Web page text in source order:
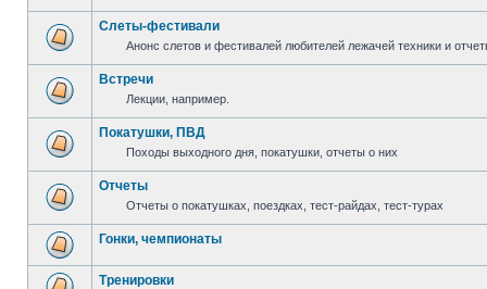
Слеты-фестивали
Анонс слетов и фестивалей любителей лежачей техники и
Встречи
Лекции, например.
Покатушки, ПВД
Походы выходного дня, покатушки, отчеты о них
Отчеты
Отчеты о покатушках, поездках, тест-райдах, тест-турах
Гонки, чемпионаты
Тренировки